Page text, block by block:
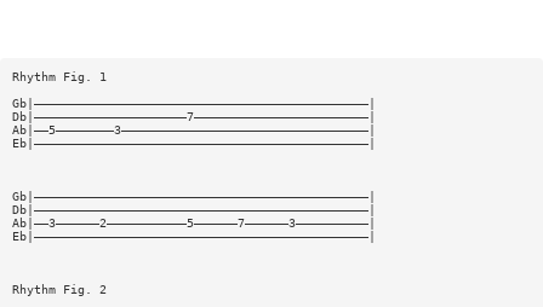
Rhythm Fig. 1
Gb|——————————————————————————————————————————————|
Db|—————————————————————7————————————————————————|
Ab|——5————————3——————————————————————————————————|
Eb|——————————————————————————————————————————————|
Gb|——————————————————————————————————————————————|
Db|——————————————————————————————————————————————|
Ab|——3——————2———————————5——————7——————3——————————|
Eb|——————————————————————————————————————————————|
Rhythm Fig. 2